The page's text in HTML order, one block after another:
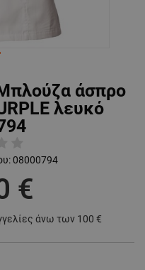
Μπλούζα άσπρο
λευκό
08000794
€
άνω των 100 €